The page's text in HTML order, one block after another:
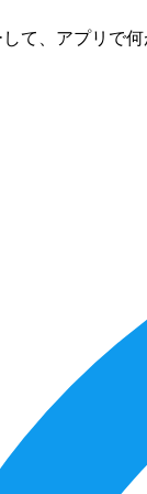
して、アプリで